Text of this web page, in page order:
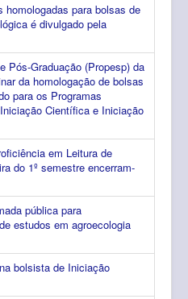
homologadas para bolsas de
é divulgado pela
Pós-Graduação (Propesp) da
da homologação de bolsas
para os Programas
Científica e Iniciação
em Leitura de
do 1º semestre encerram-
pública para
estudos em agroecologia
bolsista de Iniciação